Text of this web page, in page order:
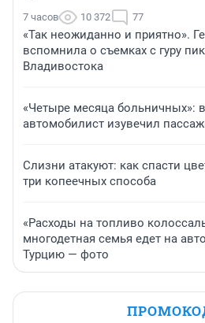
7 часов 10 372 77
«Так неожиданно и приятно».
вспомнила о съемках с гуру
Владивостока
«Четыре месяца больничных»:
автомобилист изувечил
Слизни атакуют: как спасти
три копеечных способа
«Расходы на топливо
многодетная семья едет на
Турцию — фото